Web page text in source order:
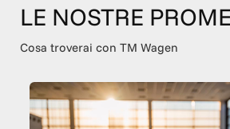
LE NOSTRE
Cosa troverai con TM Wagen